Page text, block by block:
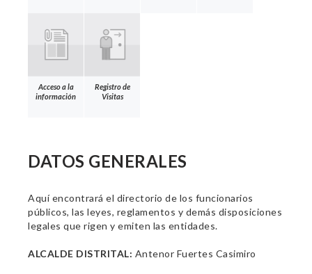
Acceso a la
información
Registro de
Visitas
DATOS GENERALES
Aquí encontrará el directorio de los funcionarios
públicos, las leyes, reglamentos y demás disposiciones
legales que rigen y emiten las entidades.
ALCALDE DISTRITAL: Antenor Fuertes Casimiro